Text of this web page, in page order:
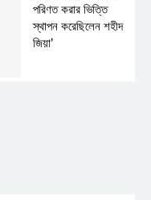
পরিণত করার ভিত্তি
স্থাপন করেছিলেন শহীদ
জিয়া’